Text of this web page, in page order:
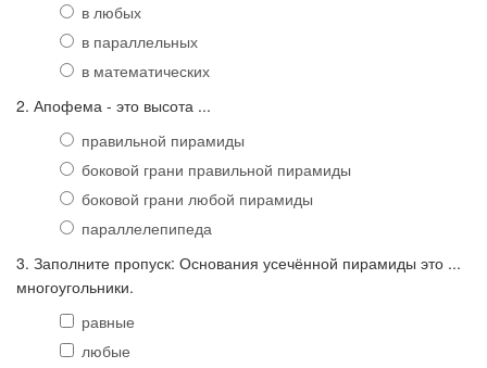
в любых
в параллельных
в математических
2. Апофема - это высота ...
правильной пирамиды
боковой грани правильной пирамиды
боковой грани любой пирамиды
параллелепипеда
3. Заполните пропуск: Основания усечённой пирамиды это ...
многоугольники.
равные
любые